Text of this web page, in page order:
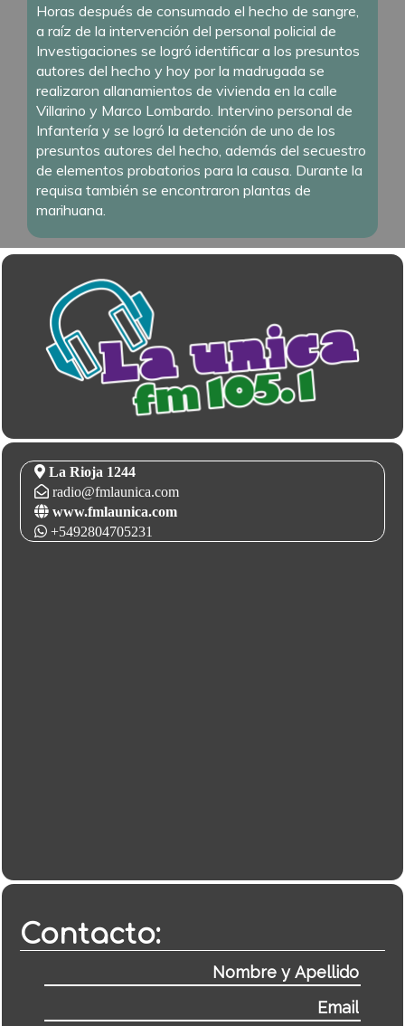
Horas después de consumado el hecho de sangre,
a raíz de la intervención del personal policial de
Investigaciones se logró identificar a los presuntos
autores del hecho y hoy por la madrugada se
realizaron allanamientos de vivienda en la calle
Villarino y Marco Lombardo. Intervino personal de
Infantería y se logró la detención de uno de los
presuntos autores del hecho, además del secuestro
de elementos probatorios para la causa. Durante la
requisa también se encontraron plantas de
marihuana.
La Rioja 1244
radio@fmlaunica.com
www.fmlaunica.com
+5492804705231
Contacto: